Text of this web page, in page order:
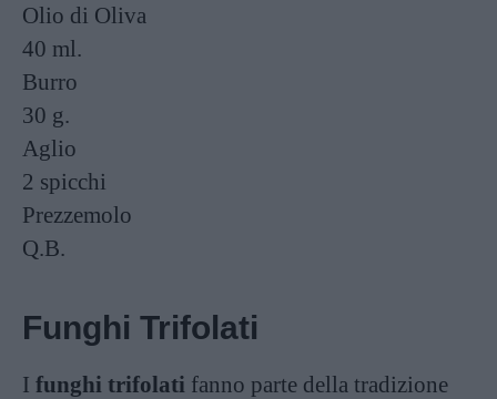
Olio di Oliva
40 ml.
Burro
30 g.
Aglio
2 spicchi
Prezzemolo
Q.B.
Funghi Trifolati
I funghi trifolati fanno parte della tradizione